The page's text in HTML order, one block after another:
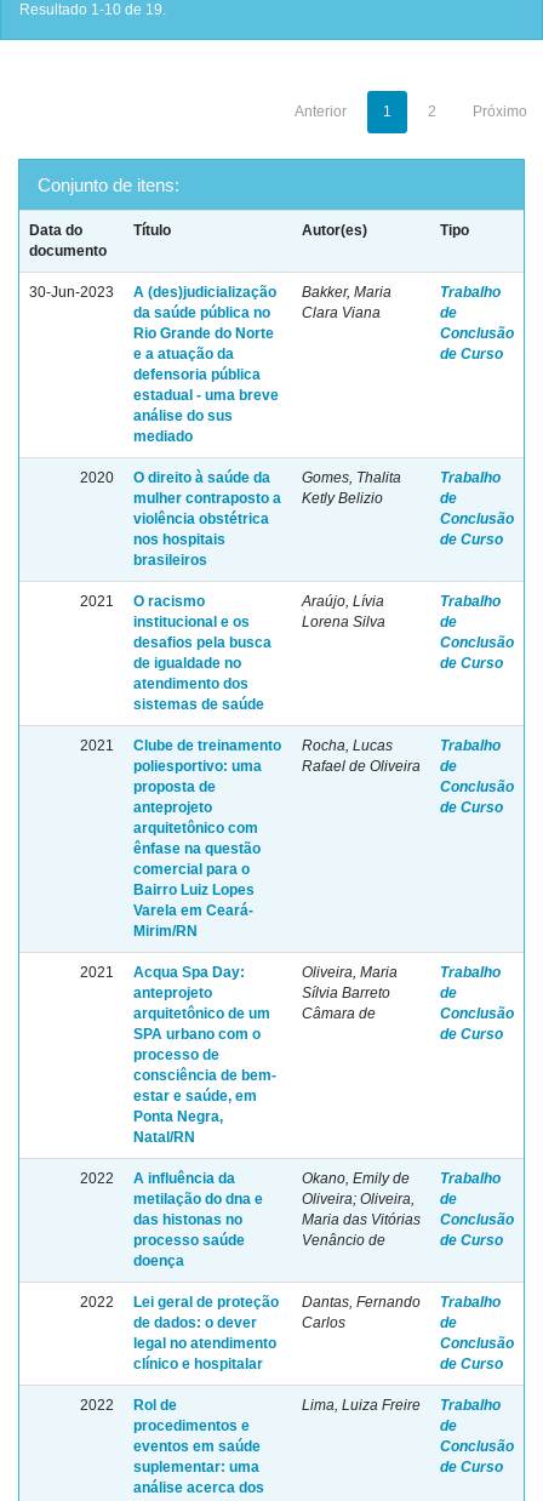
Resultado 1-10 de 19.
Anterior 1 2 Próximo
Conjunto de itens:
Data do
documento
Título Autor(es) Tipo
30-Jun-2023
A (des)judicialização
da saúde pública no
Rio Grande do Norte
e a atuação da
defensoria pública
estadual - uma breve
análise do sus
mediado
Bakker, Maria
Clara Viana
Trabalho
de
Conclusão
de Curso
2020
O direito à saúde da
mulher contraposto a
violência obstétrica
nos hospitais
brasileiros
Gomes, Thalita
Ketly Belizio
Trabalho
de
Conclusão
de Curso
2021
O racismo
institucional e os
desafios pela busca
de igualdade no
atendimento dos
sistemas de saúde
Araújo, Lívia
Lorena Silva
Trabalho
de
Conclusão
de Curso
2021
Clube de treinamento
poliesportivo: uma
proposta de
anteprojeto
arquitetônico com
ênfase na questão
comercial para o
Bairro Luiz Lopes
Varela em Ceará-
Mirim/RN
Rocha, Lucas
Rafael de Oliveira
Trabalho
de
Conclusão
de Curso
2021
Acqua Spa Day:
anteprojeto
arquitetônico de um
SPA urbano com o
processo de
consciência de bem-
estar e saúde, em
Ponta Negra,
Natal/RN
Oliveira, Maria
Sílvia Barreto
Câmara de
Trabalho
de
Conclusão
de Curso
2022
A influência da
metilação do dna e
das histonas no
processo saúde
doença
Okano, Emily de
Oliveira; Oliveira,
Maria das Vitórias
Venâncio de
Trabalho
de
Conclusão
de Curso
2022
Lei geral de proteção
de dados: o dever
legal no atendimento
clínico e hospitalar
Dantas, Fernando
Carlos
Trabalho
de
Conclusão
de Curso
2022
Rol de
procedimentos e
eventos em saúde
suplementar: uma
análise acerca dos
Lima, Luiza Freire
Trabalho
de
Conclusão
de Curso